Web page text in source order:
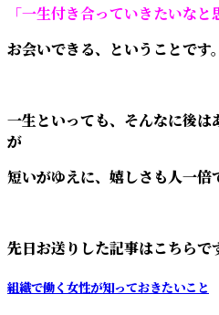
「一生付き合っていきたいなと
お会いできる、ということです。
一生といっても、そんなに後
が
短いがゆえに、嬉しさも人一倍
先日お送りした記事はこちらで
組織で働く女性が知っておきたいこと